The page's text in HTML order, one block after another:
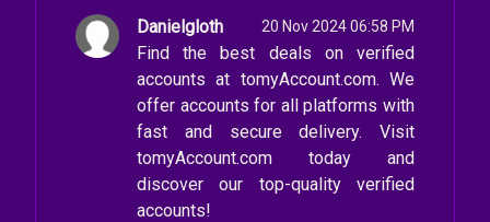
Danielgloth 20 Nov 2024 06:58 PM
Find the best deals on verified
accounts at tomyAccount.com. We
offer accounts for all platforms with
fast and secure delivery. Visit
tomyAccount.com today and
discover our top-quality verified
accounts!